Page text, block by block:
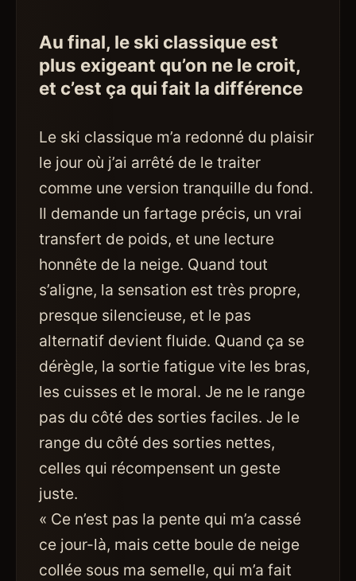
Au final, le ski classique est
plus exigeant qu’on ne le croit,
et c’est ça qui fait la différence
Le ski classique m’a redonné du plaisir
le jour où j’ai arrêté de le traiter
comme une version tranquille du fond.
Il demande un fartage précis, un vrai
transfert de poids, et une lecture
honnête de la neige. Quand tout
s’aligne, la sensation est très propre,
presque silencieuse, et le pas
alternatif devient fluide. Quand ça se
dérègle, la sortie fatigue vite les bras,
les cuisses et le moral. Je ne le range
pas du côté des sorties faciles. Je le
range du côté des sorties nettes,
celles qui récompensent un geste
juste.
« Ce n’est pas la pente qui m’a cassé
ce jour-là, mais cette boule de neige
collée sous ma semelle, qui m’a fait